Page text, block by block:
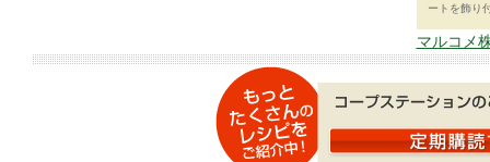
ートを飾り
マルコメ